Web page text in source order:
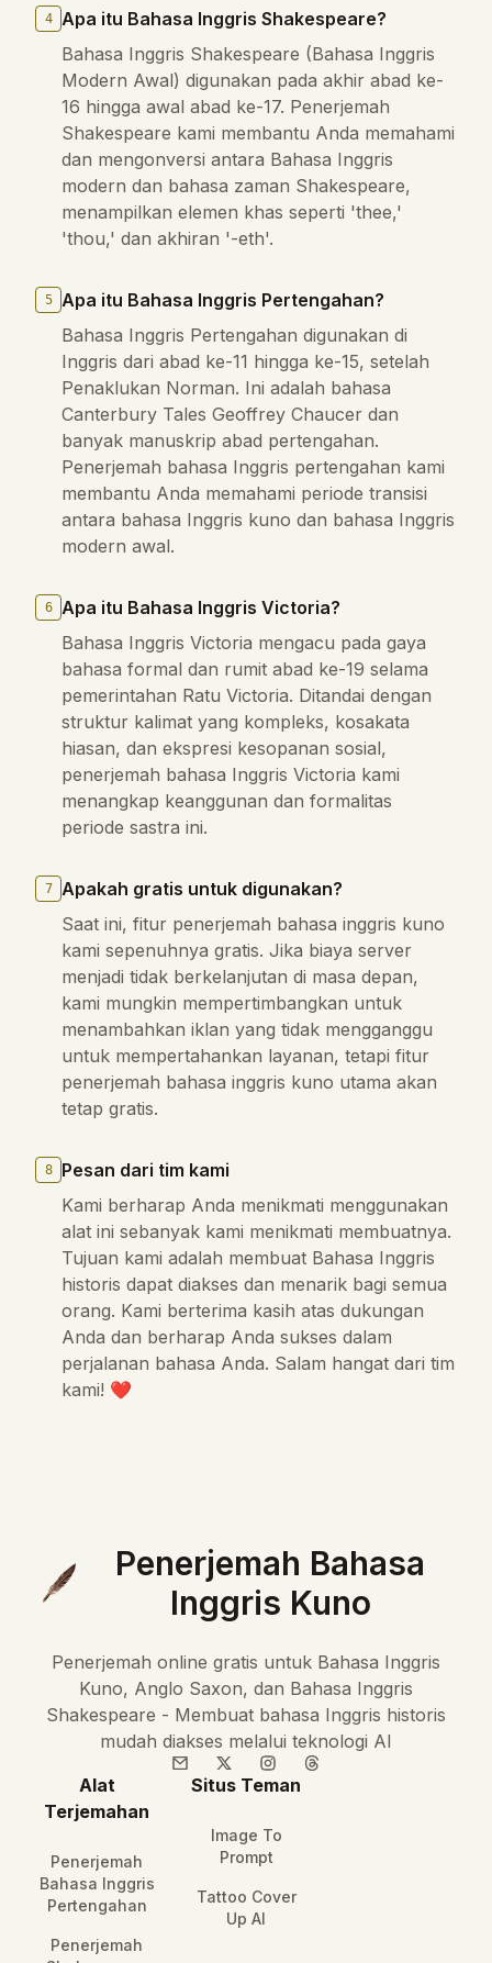
4
Apa itu Bahasa Inggris Shakespeare?
Bahasa Inggris Shakespeare (Bahasa Inggris
Modern Awal) digunakan pada akhir abad ke-
16 hingga awal abad ke-17. Penerjemah
Shakespeare kami membantu Anda memahami
dan mengonversi antara Bahasa Inggris
modern dan bahasa zaman Shakespeare,
menampilkan elemen khas seperti 'thee,'
'thou,' dan akhiran '-eth'.
5
Apa itu Bahasa Inggris Pertengahan?
Bahasa Inggris Pertengahan digunakan di
Inggris dari abad ke-11 hingga ke-15, setelah
Penaklukan Norman. Ini adalah bahasa
Canterbury Tales Geoffrey Chaucer dan
banyak manuskrip abad pertengahan.
Penerjemah bahasa Inggris pertengahan kami
membantu Anda memahami periode transisi
antara bahasa Inggris kuno dan bahasa Inggris
modern awal.
6
Apa itu Bahasa Inggris Victoria?
Bahasa Inggris Victoria mengacu pada gaya
bahasa formal dan rumit abad ke-19 selama
pemerintahan Ratu Victoria. Ditandai dengan
struktur kalimat yang kompleks, kosakata
hiasan, dan ekspresi kesopanan sosial,
penerjemah bahasa Inggris Victoria kami
menangkap keanggunan dan formalitas
periode sastra ini.
7
Apakah gratis untuk digunakan?
Saat ini, fitur penerjemah bahasa inggris kuno
kami sepenuhnya gratis. Jika biaya server
menjadi tidak berkelanjutan di masa depan,
kami mungkin mempertimbangkan untuk
menambahkan iklan yang tidak mengganggu
untuk mempertahankan layanan, tetapi fitur
penerjemah bahasa inggris kuno utama akan
tetap gratis.
8
Pesan dari tim kami
Kami berharap Anda menikmati menggunakan
alat ini sebanyak kami menikmati membuatnya.
Tujuan kami adalah membuat Bahasa Inggris
historis dapat diakses dan menarik bagi semua
orang. Kami berterima kasih atas dukungan
Anda dan berharap Anda sukses dalam
perjalanan bahasa Anda. Salam hangat dari tim
kami! ❤️
Penerjemah Bahasa
Inggris Kuno
Penerjemah online gratis untuk Bahasa Inggris
Kuno, Anglo Saxon, dan Bahasa Inggris
Shakespeare - Membuat bahasa Inggris historis
mudah diakses melalui teknologi AI
Alat
Terjemahan
Penerjemah
Bahasa Inggris
Pertengahan
Penerjemah
Situs Teman
Image To
Prompt
Tattoo Cover
Up AI